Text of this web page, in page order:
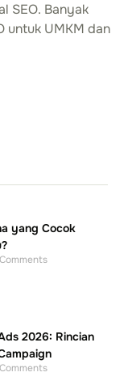
SEO. Banyak
untuk UMKM dan
yang Cocok
2026: Rincian